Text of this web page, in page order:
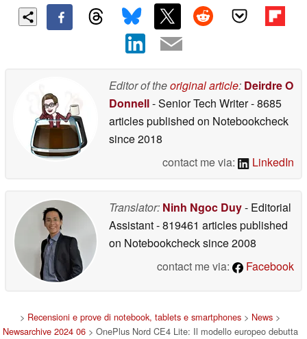
Editor of theoriginal article: Deirdre O
Donnell- Senior Tech Writer- 8685
articles published on Notebookcheck
since 2018
contact me via:
LinkedIn
Translator: Ninh Ngoc Duy- Editorial
Assistant- 819461 articles published
on Notebookchecksince 2008
contact me via:
Facebook
> Recensioni e prove di notebook, tablets e smartphones > News >
Newsarchive 2024 06> OnePlus Nord CE4 Lite: Il modello europeo debutta